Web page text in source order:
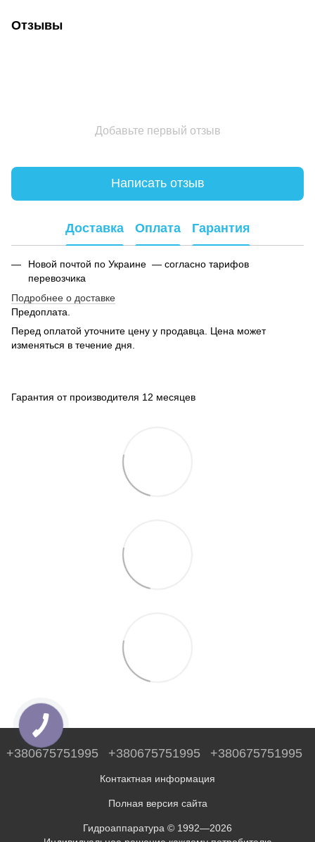
Отзывы
Добавьте первый отзыв
Написать отзыв
Доставка Оплата Гарантия
Новой почтой по Украине — согласно тарифов
перевозчика
Подробнее о доставке
Предоплата.
Перед оплатой уточните цену у продавца. Цена может
изменяться в течение дня.
Гарантия от производителя 12 месяцев
+380675751995 +380675751995 +380675751995
Контактная информация
Полная версия сайта
Гидроаппаратура © 1992—2026